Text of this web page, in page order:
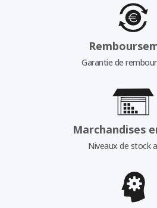
Garantie de
Marchandises
Niveaux de stock